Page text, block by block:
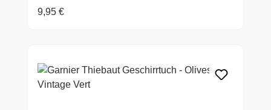
Regulärer Preis:
9,95 €